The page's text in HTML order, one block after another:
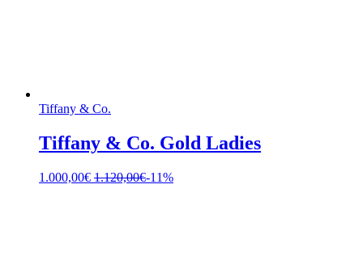
Tiffany & Co.
Tiffany & Co. Gold Ladies
1.000,00€ 1.120,00€-11%